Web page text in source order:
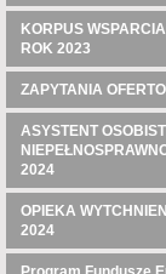
KORPUS
ROK 2023
ZAPYTANIA
ASYSTENT
2024
OPIEKA
2024